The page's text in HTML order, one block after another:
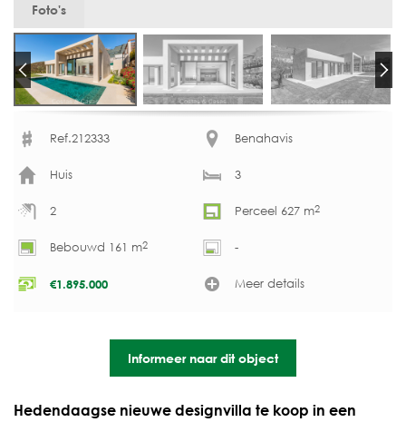
Foto's
Ref.212333 Benahavis
Huis 3
2 Perceel 627 m2
Bebouwd 161 m2 -
€1.895.000 Meer details
Informeer naar dit object
Hedendaagse nieuwe designvilla te koop in een